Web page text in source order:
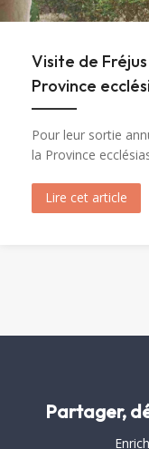
Visite de
Province
Pour leur sortie
la Province
Lire cet article
Partager,